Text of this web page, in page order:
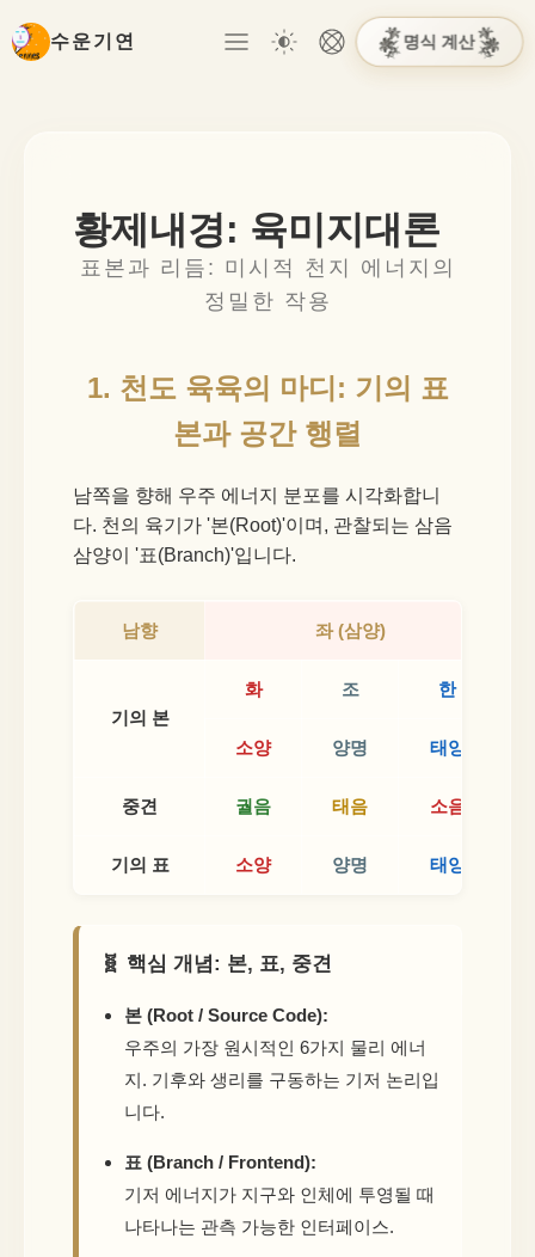
수운기연 명식 계산
황제내경: 육미지대론
표본과 리듬: 미시적 천지 에너지의
정밀한 작용
1. 천도 육육의 마디: 기의 표
본과 공간 행렬
남쪽을 향해 우주 에너지 분포를 시각화합니
다. 천의 육기가 '본(Root)'이며, 관찰되는 삼음
삼양이 '표(Branch)'입니다.
남향 좌 (삼양)
기의 본
화 조 한
소양 양명 태양
중견 궐음 태음 소음
기의 표 소양 양명 태양
🧬 핵심 개념: 본, 표, 중견
본 (Root / Source Code):
우주의 가장 원시적인 6가지 물리 에너
지. 기후와 생리를 구동하는 기저 논리입
니다.
표 (Branch / Frontend):
기저 에너지가 지구와 인체에 투영될 때
나타나는 관측 가능한 인터페이스.